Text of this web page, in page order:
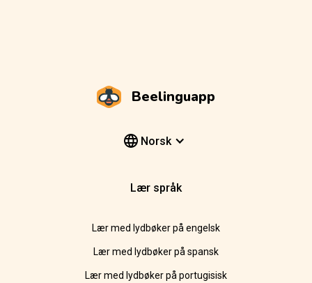
Beelinguapp
Norsk
Lær språk
Lær med lydbøker på engelsk
Lær med lydbøker på spansk
Lær med lydbøker på portugisisk